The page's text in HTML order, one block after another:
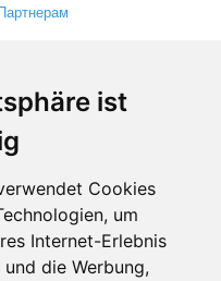
ist
Cookies
um
Internet-Erlebnis
die Werbung,
Facebook
Twitter
YouTube
Google+